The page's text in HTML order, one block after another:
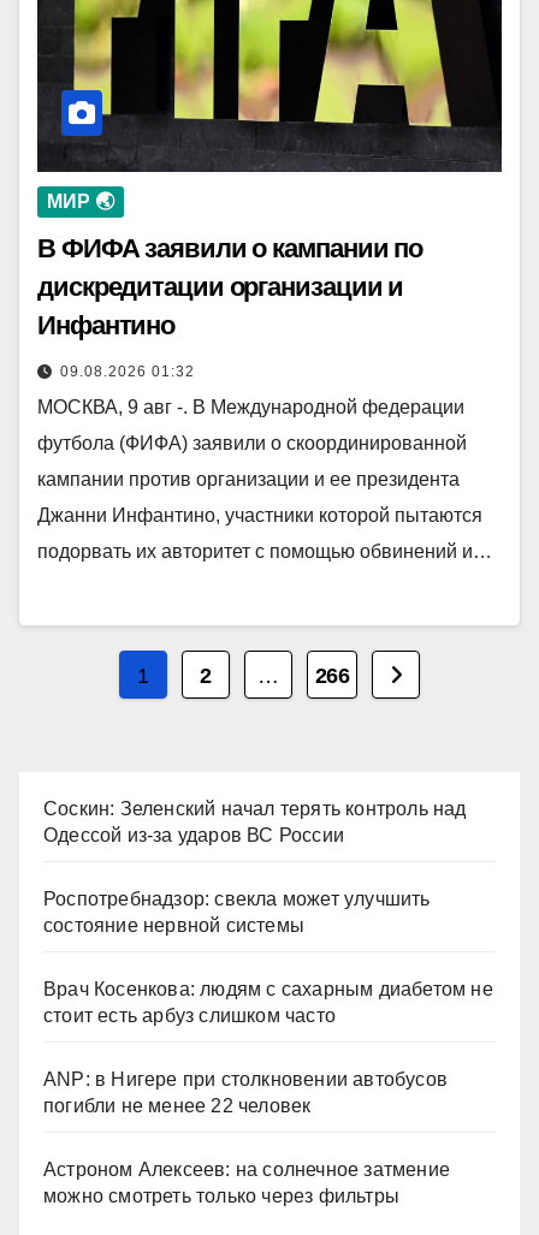
МИР 🌏
В ФИФА заявили о кампании по
дискредитации организации и
Инфантино
09.08.2026 01:32
МОСКВА, 9 авг -. В Международной федерации
футбола (ФИФА) заявили о скоординированной
кампании против организации и ее президента
Джанни Инфантино, участники которой пытаются
подорвать их авторитет с помощью обвинений и…
Пагинация
1 2 … 266
Соскин: Зеленский начал терять контроль над
Одессой из-за ударов ВС России
Роспотребнадзор: свекла может улучшить
состояние нервной системы
Врач Косенкова: людям с сахарным диабетом не
стоит есть арбуз слишком часто
ANP: в Нигере при столкновении автобусов
погибли не менее 22 человек
Астроном Алексеев: на солнечное затмение
можно смотреть только через фильтры